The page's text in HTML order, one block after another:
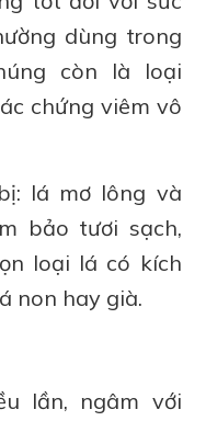
dùng trong
còn là loại
chứng viêm vô
lá mơ lông và
bảo tươi sạch,
loại lá có kích
non hay già.
lần, ngâm với